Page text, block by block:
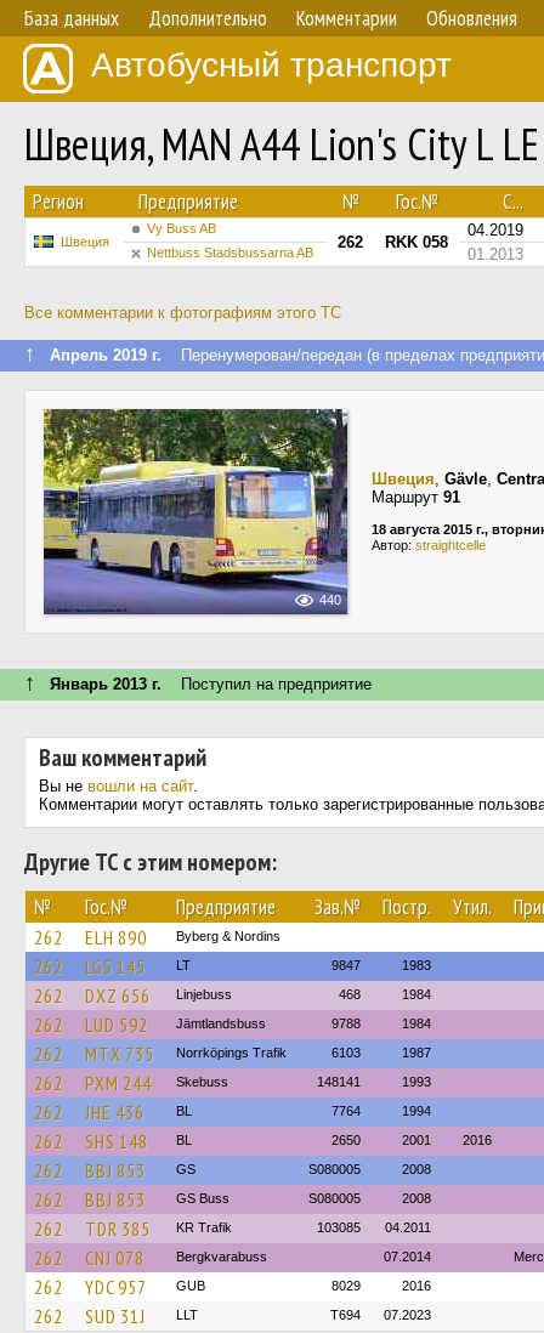
База данных Дополнительно Комментарии Обновления
Автобусный транспорт
Швеция, MAN A44 Lion's City L
Регион Предприятие № Гос.№ С...
Швеция
Vy Buss AB
262 RKK 058
04.2019
Nettbuss Stadsbussarna AB 01.2013
Все комментарии к фотографиям этого ТС
↑ Апрель 2019 г. Перенумерован/передан (в пределах
440
Швеция, Gävle,
Маршрут 91
18 августа 2015 г.,
Автор: straightcelle
↑ Январь 2013 г. Поступил на предприятие
Ваш комментарий
Вы не вошли на сайт.
Комментарии могут оставлять только зарегистрированные
Другие ТС с этим номером:
№ Гос.№ Предприятие Зав.№ Постр. Утил.
262 ELH 890 Byberg & Nordins
262 LGS 145 LT 9847 1983
262 DXZ 656 Linjebuss 468 1984
262 LUD 592 Jämtlandsbuss 9788 1984
262 MTX 735 Norrköpings Trafik 6103 1987
262 PXM 244 Skebuss 148141 1993
262 JHE 436 BL 7764 1994
262 SHS 148 BL 2650 2001 2016
262 BBJ 853 GS S080005 2008
262 BBJ 853 GS Buss S080005 2008
262 TDR 385 KR Trafik 103085 04.2011
262 CNJ 078 Bergkvarabuss 07.2014
262 YDC 957 GUB 8029 2016
262 SUD 31J LLT T694 07.2023